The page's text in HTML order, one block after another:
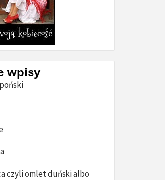
wpisy
czyli omlet duński albo